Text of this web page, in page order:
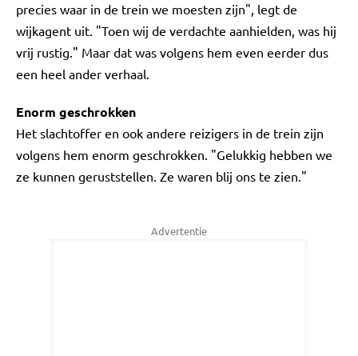
precies waar in de trein we moesten zijn", legt de
wijkagent uit. "Toen wij de verdachte aanhielden, was hij
vrij rustig." Maar dat was volgens hem even eerder dus
een heel ander verhaal.
Enorm geschrokken
Het slachtoffer en ook andere reizigers in de trein zijn
volgens hem enorm geschrokken. "Gelukkig hebben we
ze kunnen geruststellen. Ze waren blij ons te zien."
Advertentie